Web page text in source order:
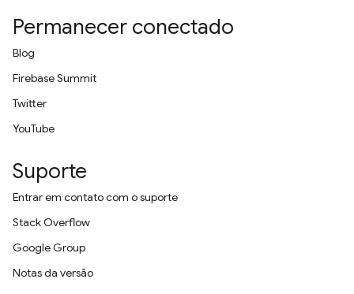
Permanecer conectado
Blog
Firebase Summit
Twitter
YouTube
Suporte
Entrar em contato com o suporte
Stack Overflow
Google Group
Notas da versão